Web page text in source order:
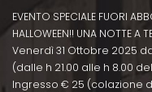
EVENTO SPECIALE FUORI
HALLOWEEN!! UNA NOTTE A
Venerdì 31 Ottobre 2025
(dalle h 21.00 alle h 8.00
Ingresso € 25 (colazione